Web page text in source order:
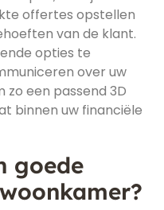
offertes opstellen
van de klant.
opties te
over uw
een passend 3D
binnen uw financiële
goede